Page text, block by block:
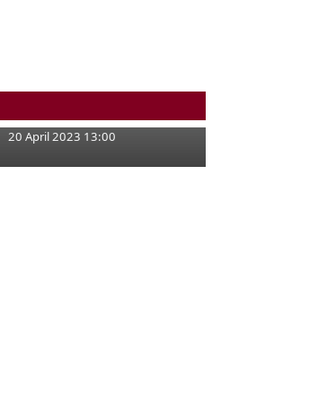
adakan Salat Gerhana
20 April 2023 13:00